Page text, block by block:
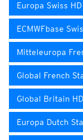
Europa Swiss
ECMWFbase
Mitteleuropa
Global French
Global Britain
Europa Dutch